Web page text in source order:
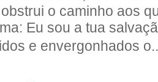
o caminho aos
Eu sou a tua
e envergonhados